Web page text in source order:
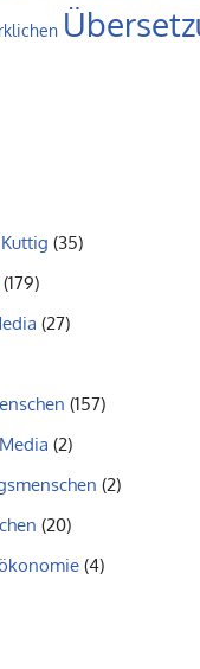
(35)
(179)
(27)
(157)
(2)
(2)
(20)
(4)